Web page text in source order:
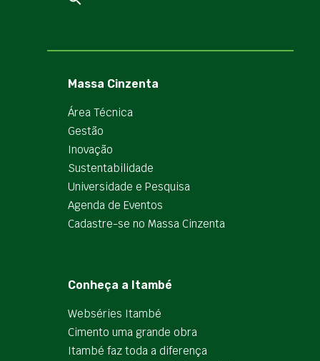
Massa Cinzenta
Área Técnica
Gestão
Inovação
Sustentabilidade
Universidade e Pesquisa
Agenda de Eventos
Cadastre-se no Massa Cinzenta
Conheça a Itambé
Webséries Itambé
Cimento uma grande obra
Itambé faz toda a diferença